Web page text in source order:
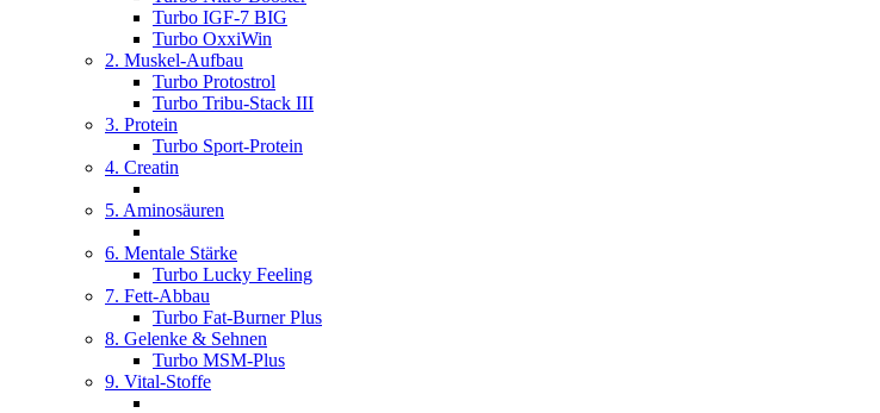
Turbo IGF-7 BIG
Turbo OxxiWin
2. Muskel-Aufbau
Turbo Protostrol
Turbo Tribu-Stack III
3. Protein
Turbo Sport-Protein
4. Creatin
5. Aminosäuren
6. Mentale Stärke
Turbo Lucky Feeling
7. Fett-Abbau
Turbo Fat-Burner Plus
8. Gelenke & Sehnen
Turbo MSM-Plus
9. Vital-Stoffe